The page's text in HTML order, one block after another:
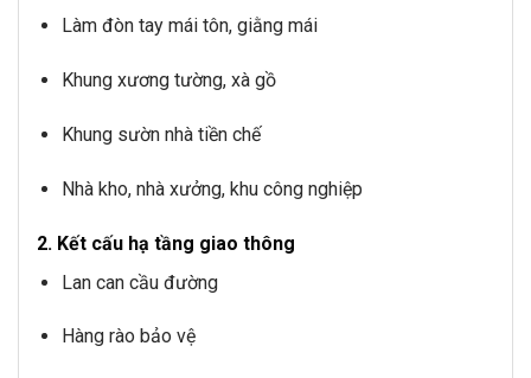
Làm đòn tay mái tôn, giằng mái
Khung xương tường, xà gồ
Khung sườn nhà tiền chế
Nhà kho, nhà xưởng, khu công nghiệp
2. Kết cấu hạ tầng giao thông
Lan can cầu đường
Hàng rào bảo vệ